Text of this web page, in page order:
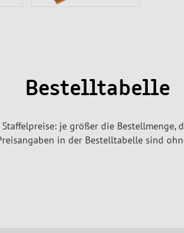
Bestelltabelle
je größer die Bestellmenge,
in der Bestelltabelle sind